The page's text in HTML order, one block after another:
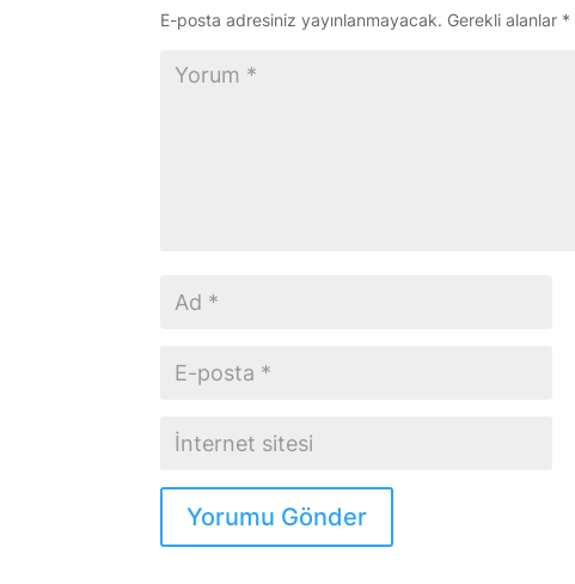
E-posta adresiniz yayınlanmayacak. Gerekli alanlar *
Yorumu Gönder